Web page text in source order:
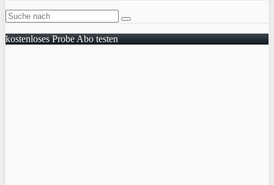
kostenloses Probe Abo testen